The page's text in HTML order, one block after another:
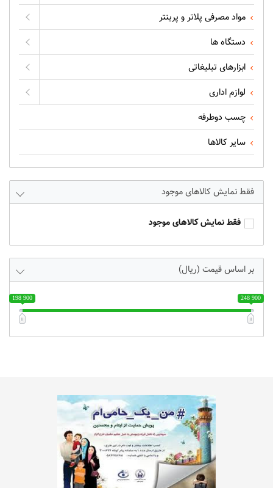
مواد مصرفی پلاتر و پرینتر
دستگاه ها
ابزارهای تبلیغاتی
لوازم اداری
چسب دوطرفه
سایر کالاها
فقط نمایش کالاهای موجود
فقط نمایش کالاهای موجود
بر اساس قیمت (ریال)
198 900 248 900